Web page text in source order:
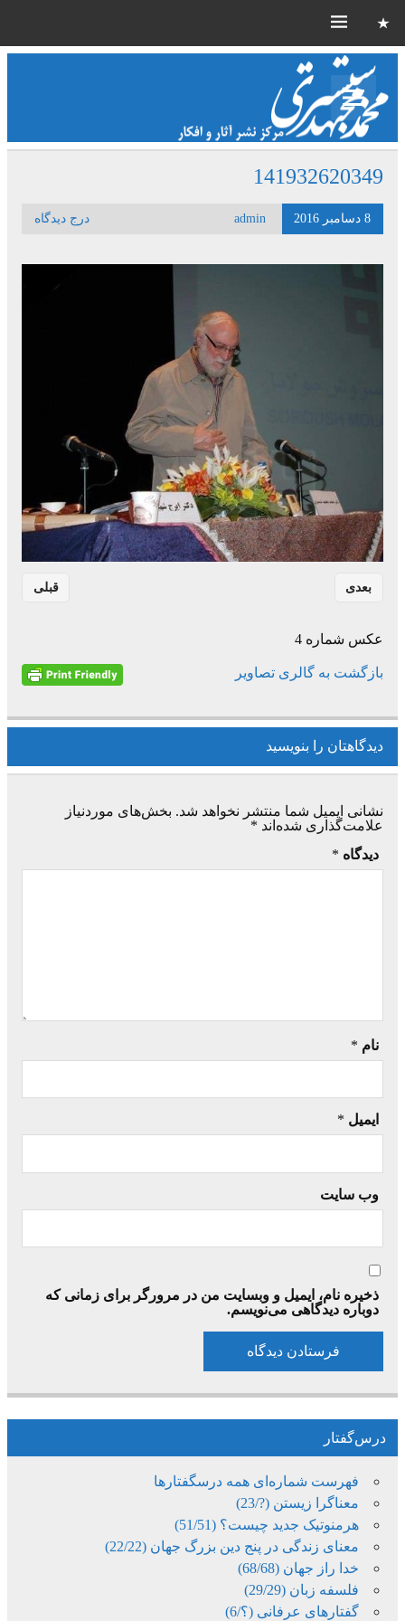
141932620349
8 دسامبر 2016 admin درج دیدگاه
قبلی بعدی
عکس شماره 4
بازگشت به گالری تصاویر
دیدگاهتان را بنویسید
نشانی ایمیل شما منتشر نخواهد شد. بخش‌های موردنیاز
علامت‌گذاری شده‌اند *
دیدگاه *
نام *
ایمیل *
وب‌ سایت
ذخیره نام، ایمیل و وبسایت من در مرورگر برای زمانی که
دوباره دیدگاهی می‌نویسم.
درس‌گفتار
فهرست شماره‌ای همه درسگفتارها
معناگرا زیستن (?/23)
هرمنوتیک جدید چیست؟ (51/51)
معنای زندگی در پنج دین بزرگ جهان (22/22)
خدا راز جهان (68/68)
فلسفه زبان (29/29)
گفتارهای عرفانی (؟/6)